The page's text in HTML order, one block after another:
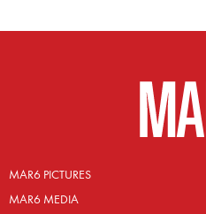
MAR6 PICTURES
MAR6 MEDIA